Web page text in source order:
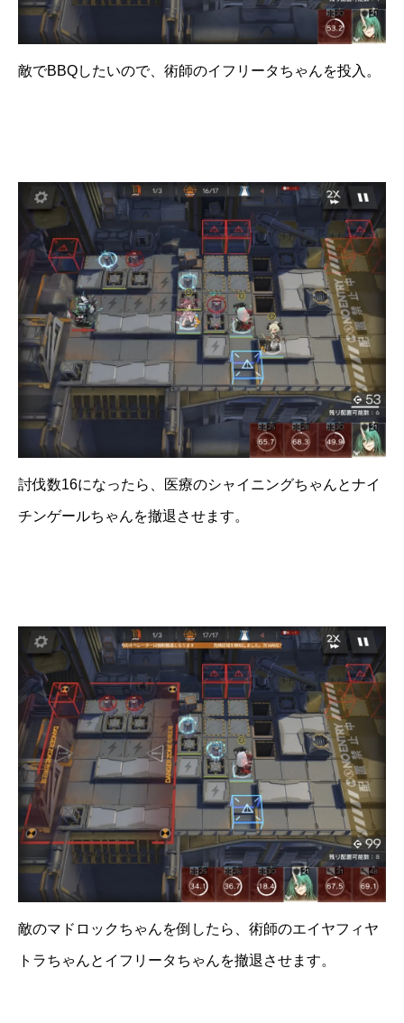
敵でBBQしたいので、術師のイフリータちゃんを投入。
討伐数16になったら、医療のシャイニングちゃんとナイ
チンゲールちゃんを撤退させます。
敵のマドロックちゃんを倒したら、術師のエイヤフィヤ
トラちゃんとイフリータちゃんを撤退させます。